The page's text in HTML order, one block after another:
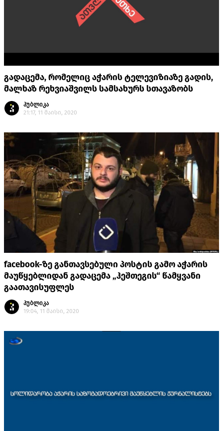
გადაცემა, რომელიც აჭარის ტელევიზიაზე გადის,
მალხაზ რეხვიაშვილს სამსახურს სთავაზობს
პუბლიკა
21:17, 11 მაისი, 2020
facebook-ზე განთავსებული პოსტის გამო აჭარის
მაუწყებლიდან გადაცემა „ჰეშთეგის“ წამყვანი
გაათავისუფლეს
პუბლიკა
19:04, 11 მაისი, 2020